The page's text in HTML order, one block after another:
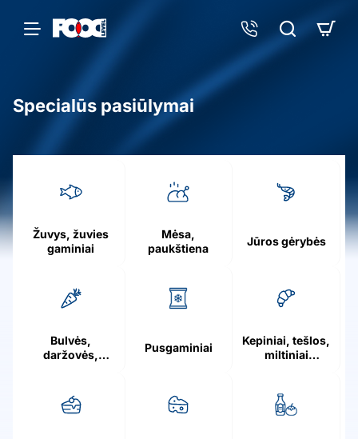
e
Specialūs pasiūlymai
Žuvys, žuvies
gaminiai
Mėsa,
paukštiena
Jūros gėrybės
Bulvės,
daržovės,
Pusgaminiai
Kepiniai, tešlos,
miltiniai